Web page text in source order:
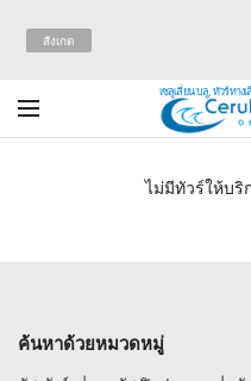
สังเกต
เซลูเลี่ยน บลู, ทัวร์ทางเ
ไม่มีทัวร์ให้บริ
ค้นหาด้วยหมวดหมู่